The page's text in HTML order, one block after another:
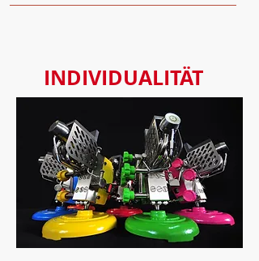
INDIVIDUALITÄT